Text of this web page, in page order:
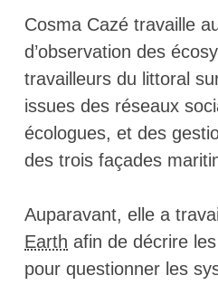
Cosma Cazé travaille
d’observation des
travailleurs du littoral
issues des réseaux
écologues, et des
des trois façades
Auparavant, elle a
Earth afin de décrire
pour questionner les